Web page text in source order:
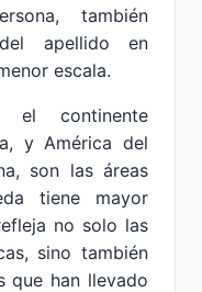
también
apellido en
escala.
el continente
y América del
son las áreas
tiene mayor
no solo las
sino también
que han llevado